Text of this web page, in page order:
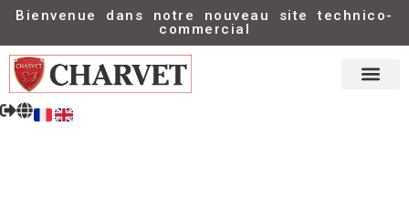
Bienvenue dans notre nouveau site technico-
commercial